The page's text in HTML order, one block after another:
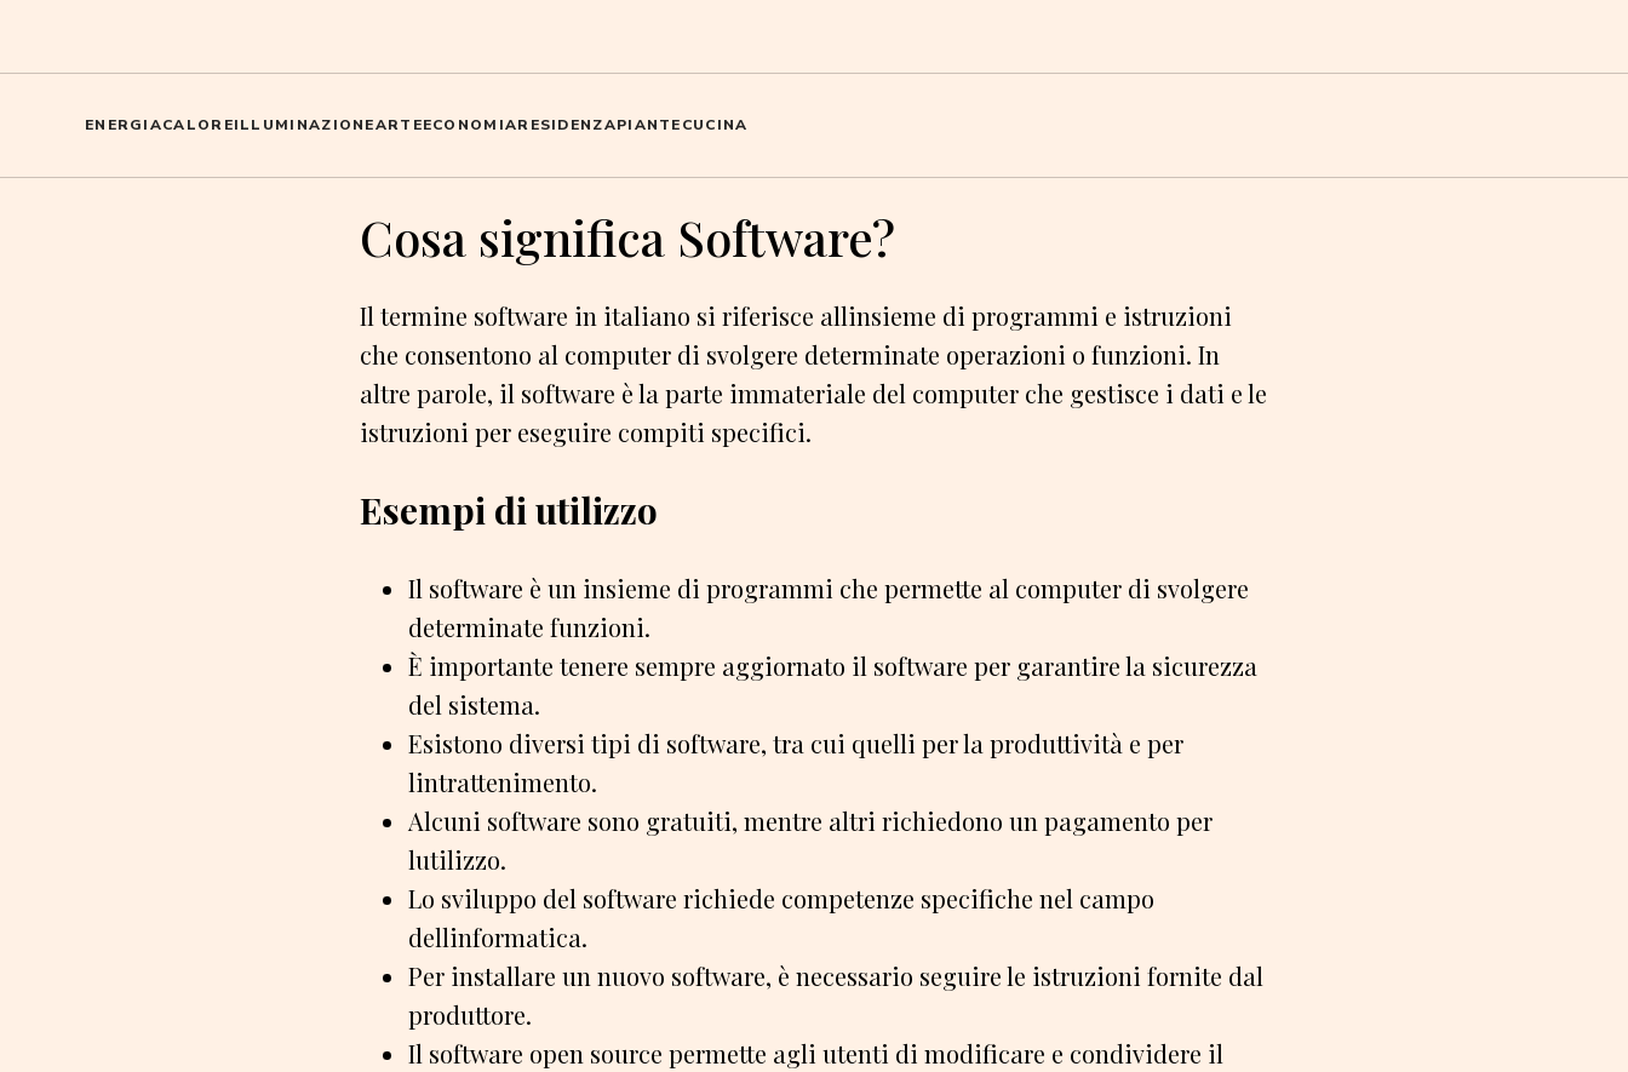
ENERGIACALOREILLUMINAZIONEARTEECONOMIARESIDENZAPIANTECUCINA
Cosa significa Software?
Il termine software in italiano si riferisce allinsieme di programmi e istruzioni
che consentono al computer di svolgere determinate operazioni o funzioni. In
altre parole, il software è la parte immateriale del computer che gestisce i dati e le
istruzioni per eseguire compiti specifici.
Esempi di utilizzo
Il software è un insieme di programmi che permette al computer di svolgere
determinate funzioni.
È importante tenere sempre aggiornato il software per garantire la sicurezza
del sistema.
Esistono diversi tipi di software, tra cui quelli per la produttività e per
lintrattenimento.
Alcuni software sono gratuiti, mentre altri richiedono un pagamento per
lutilizzo.
Lo sviluppo del software richiede competenze specifiche nel campo
dellinformatica.
Per installare un nuovo software, è necessario seguire le istruzioni fornite dal
produttore.
Il software open source permette agli utenti di modificare e condividere il